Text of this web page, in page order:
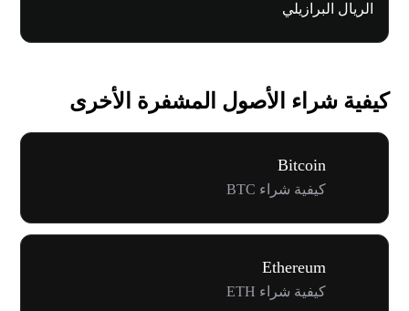
الريال البرازيلي
كيفية شراء الأصول المشفرة الأخرى
Bitcoin
كيفية شراء BTC
Ethereum
كيفية شراء ETH